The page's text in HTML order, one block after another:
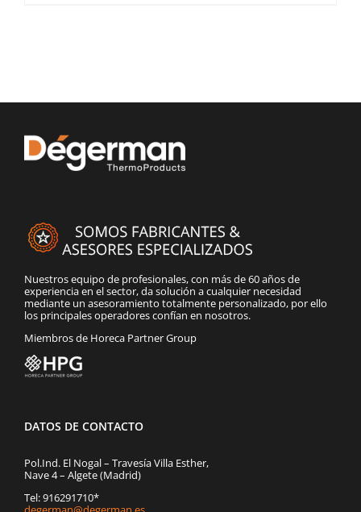
Nuestros equipo de profesionales, con más de 60 años de
experiencia en el sector, da solución a cualquier necesidad
mediante un asesoramiento totalmente personalizado, por ello
los principales operadores confían en nosotros.
Miembros de Horeca Partner Group
DATOS DE CONTACTO
Pol.Ind. El Nogal – Travesía Villa Esther,
Nave 4 – Algete (Madrid)
Tel: 916291710*